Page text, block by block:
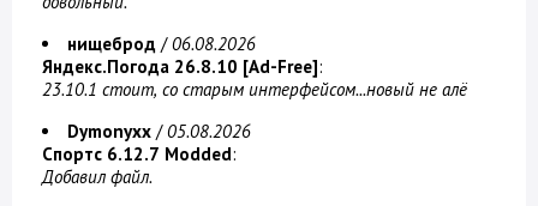
нищеброд /06.08.2026
Яндекс.Погода 26.8.10 [Ad-Free]:
23.10.1 стоит, со старым интерфейсом...новый не алё
Dymonyxx /05.08.2026
Спортс 6.12.7 Modded:
Добавил файл.